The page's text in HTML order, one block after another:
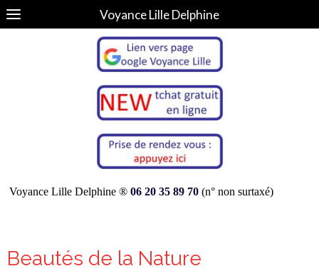
Voyance Lille Delphine
Voyance Lille Delphine ® 06 20 35 89 70 (n° non surtaxé)
Beautés de la Nature